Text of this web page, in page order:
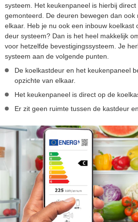
systeem. Het keukenpaneel is hierbij
gemonteerd. De deuren bewegen dan ook
elkaar. Heb je nu ook een inbouw koelkast
deur systeem? Dan is het heel makkelijk
voor hetzelfde bevestigingssysteem. Je
systeem aan de volgende punten.
De koelkastdeur en het keukenpaneel
opzichte van elkaar.
Het keukenpaneel is direct op de
Er zit geen ruimte tussen de kastdeur